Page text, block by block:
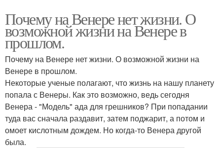
Почему на Венере нет жизни. О
возможной жизни на Венере в
прошлом.
Почему на Венере нет жизни. О возможной жизни на
Венере в прошлом.
Некоторые ученые полагают, что жизнь на нашу планету
попала с Венеры. Как это возможно, ведь сегодня
Венера - "Модель" ада для грешников? При попадании
туда вас сначала раздавит, затем поджарит, а потом и
омоет кислотным дождем. Но когда-то Венера другой
была.